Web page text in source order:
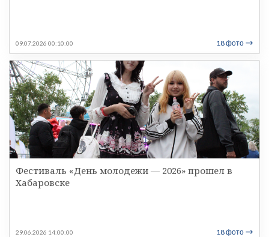
09.07.2026 00:10:00 18 фото
Фестиваль «День молодежи — 2026» прошел в
Хабаровске
29.06.2026 14:00:00 18 фото